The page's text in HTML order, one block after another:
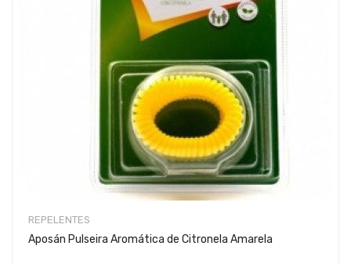
REPELENTES
Aposán Pulseira Aromática de Citronela Amarela